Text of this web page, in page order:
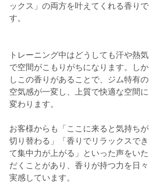
ックス」の両方を叶えてくれる香りで
す。
トレーニング中はどうしても汗や熱気
で空間がこもりがちになります。しか
しこの香りがあることで、ジム特有の
空気感が一変し、上質で快適な空間に
変わります。
お客様からも「ここに来ると気持ちが
切り替わる」「香りでリラックスでき
て集中力が上がる」といった声をいた
だくことがあり、香りが持つ力を日々
実感しています。